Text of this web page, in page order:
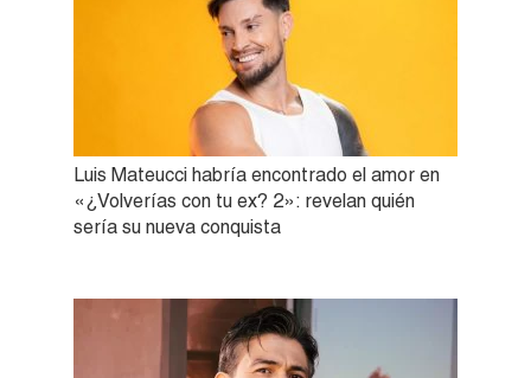
Luis Mateucci habría encontrado el amor en
«¿Volverías con tu ex? 2»: revelan quién
sería su nueva conquista